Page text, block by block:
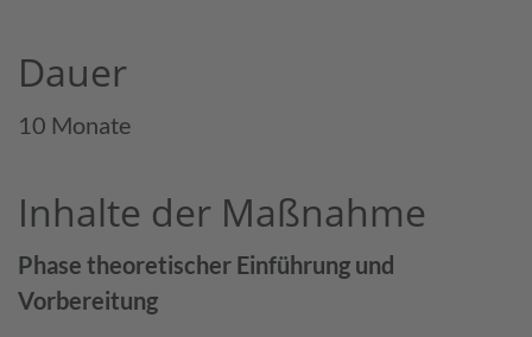
Dauer
10 Monate
Inhalte der Maßnahme
Phase theoretischer Einführung und
Vorbereitung